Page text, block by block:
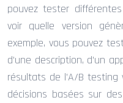
pouvez tester
voir quelle version
exemple, vous pouvez
d’une description, d’un
résultats de l’A/B
décisions basées sur